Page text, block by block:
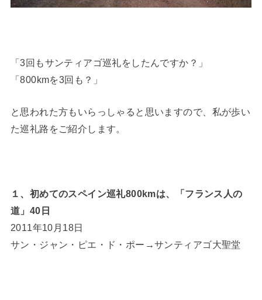
「3回もサンティアゴ巡礼をしたんですか？」
「800kmを3回も？」
と思われた方もいらっしゃると思いますので、私が歩い
た巡礼路をご紹介します。
１、初めてのスペイン巡礼800kmは、「フランス人の
道」40日
2011年10月18日
サン・ジャン・ピエ・ド・ポー→サンティアゴ大聖堂